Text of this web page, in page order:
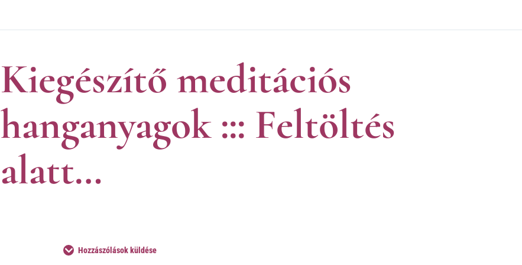
Kiegészítő meditációs
hanganyagok ::: Feltöltés
alatt…
Hozzászólások küldése